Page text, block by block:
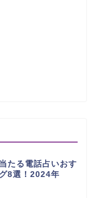
たる電話占いおす
8選！2024年